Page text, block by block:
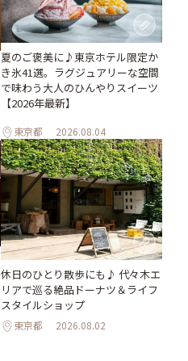
夏のご褒美に♪東京ホテル限定か
き氷41選。ラグジュアリーな空間
で味わう大人のひんやりスイーツ
【2026年最新】
東京都 2026.08.04
休日のひとり散歩にも♪ 代々木エ
リアで巡る絶品ドーナツ＆ライフ
スタイルショップ
東京都 2026.08.02